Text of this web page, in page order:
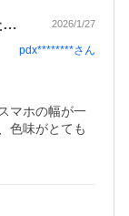
思ってたより厚みがあります。持った時に… 2026/1/27
pdx********さん
マホの幅が一
色味がとても